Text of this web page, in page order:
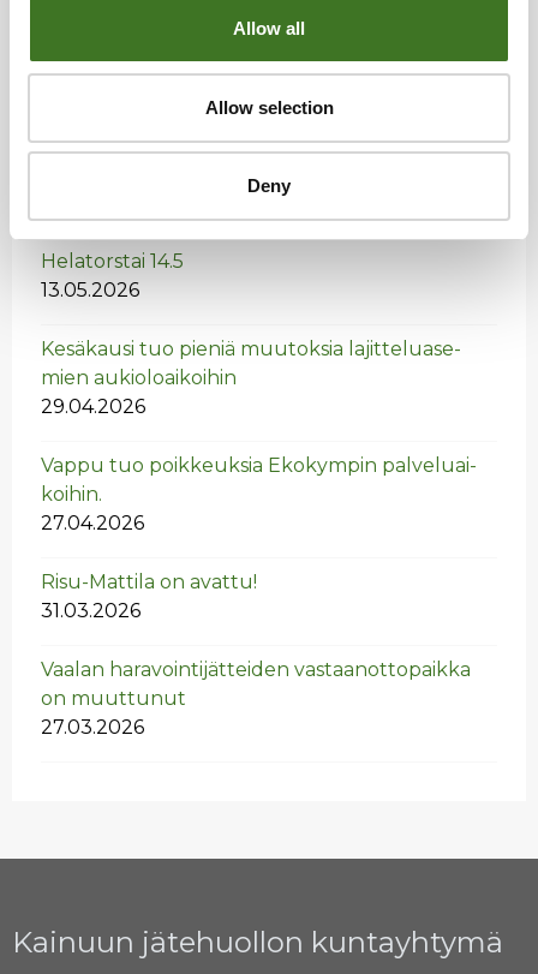
Allow all
Allow selection
Deny
He­la­tors­tai 14.5
13.05.2026
Ke­sä­kausi tuo pie­niä muu­tok­sia la­jit­te­lua­se­
mien au­kio­loai­koi­hin
29.04.2026
Vappu tuo poik­keuk­sia Eko­kym­pin pal­ve­luai­
koi­hin.
27.04.2026
Risu-Mat­ti­la on avat­tu!
31.03.2026
Vaa­lan ha­ra­voin­ti­jät­tei­den vas­taan­ot­to­paik­ka
on muut­tu­nut
27.03.2026
Kainuun jätehuollon kuntayhtymä